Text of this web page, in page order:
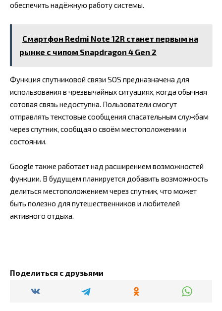
обеспечить надёжную работу системы.
Смартфон Redmi Note 12R станет первым на
рынке с чипом Snapdragon 4 Gen 2
Функция спутниковой связи SOS предназначена для
использования в чрезвычайных ситуациях, когда обычная
сотовая связь недоступна. Пользователи смогут
отправлять текстовые сообщения спасательным службам
через спутник, сообщая о своём местоположении и
состоянии.
Google также работает над расширением возможностей
функции. В будущем планируется добавить возможность
делиться местоположением через спутник, что может
быть полезно для путешественников и любителей
активного отдыха.
Поделиться с друзьями